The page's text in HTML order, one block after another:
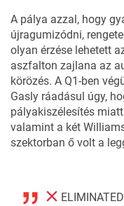
A pálya azzal, hogy
újragumizódni,
olyan érzése lehetett
aszfalton zajlana az
körözés. A Q1-ben
Gasly ráadásul úgy,
pályakiszélesítés
valamint a két
szektorban ő volt a